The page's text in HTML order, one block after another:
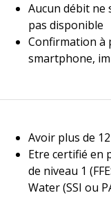
Aucun débit ne
pas disponible
Confirmation à
smartphone,
Avoir plus de
Etre certifié en
de niveau 1
Water (SSI ou